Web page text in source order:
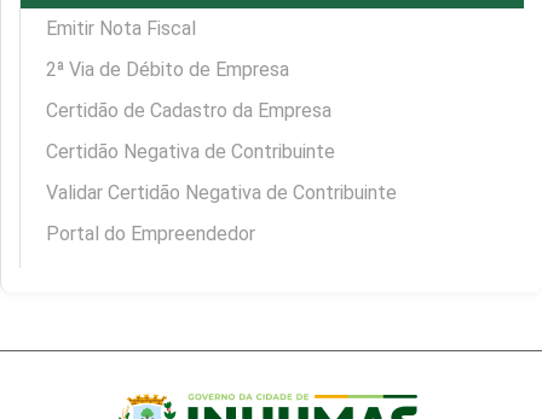
Emitir Nota Fiscal
2ª Via de Débito de Empresa
Certidão de Cadastro da Empresa
Certidão Negativa de Contribuinte
Validar Certidão Negativa de Contribuinte
Portal do Empreendedor